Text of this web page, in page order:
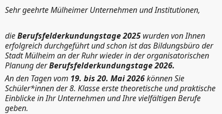
Sehr geehrte Mülheimer Unternehmen und Institutionen,
dieBerufsfelderkundungstage 2025 wurden von Ihnen
erfolgreich durchgeführt und schon ist das Bildungsbüro der
Stadt Mülheim an der Ruhr wieder in der organisatorischen
Planung derBerufsfelderkundungstage 2026.
An den Tagen vom 19. bis 20. Mai 2026können Sie
Schüler*innen der 8. Klasse erste theoretische und praktische
Einblicke in Ihr Unternehmen und Ihre vielfältigen Berufe
geben.